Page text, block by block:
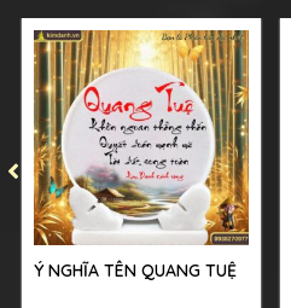
Ý NGHĨA TÊN QUANG TUỆ